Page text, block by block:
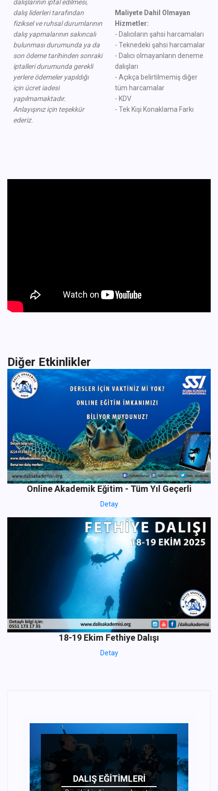
dalışlarının iptal edilmesi,
dalış liderleri tarafından
fiziksel ve ruhsal durumlarının
dalış yapmalarının sakıncalı
bulunması durumunda ya da
son ödeme tarihinden sonraki
iptalleri durumunda gerekli
yerlere ödemeler yapıldığı
için ücret iadesi
yapılmamaktadır.
Anlayışınız için teşekkür
ederiz.
Maliyete Dahil Olmayan
Hizmetler:
- Dalıcıların şahsi harcamaları
- Teknedeki şahsi harcamalar
- Dalıcı olmayanların deneme
dalışları
- Açıkça belirtilmemiş diğer
tüm harcamalar
- KDV
- Tek Kişi Konaklama Farkı
Diğer Etkinlikler
Online Akademik Eğitim - Tüm Yıl Geçerli
Detay
18-19 Ekim Fethiye Dalışı
Detay
DALIŞ EĞITIMLERI